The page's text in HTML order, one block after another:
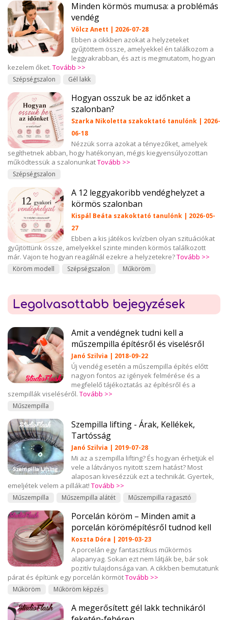
Minden körmös mumusa: a problémás
vendég
Völcz Anett | 2026-07-28
Ebben a cikkben azokat a helyzeteket
gyűjtöttem össze, amelyekkel én találkozom a
leggyakrabban, és azt is megmutatom, hogyan
kezelem őket. Tovább >>
Szépségszalon Gél lakk
Hogyan osszuk be az időnket a
szalonban?
Szarka Nikoletta szakoktató tanulónk | 2026-
06-18
Nézzük sorra azokat a tényezőket, amelyek
segíthetnek abban, hogy hatékonyan, mégis kiegyensúlyozottan
működtessük a szalonunkatTovább >>
Szépségszalon
A 12 leggyakoribb vendéghelyzet a
körmös szalonban
Kispál Beáta szakoktató tanulónk | 2026-05-
27
Ebben a kis játékos kvízben olyan szituációkat
gyűjtöttünk össze, amelyekkel szinte minden körmös találkozott
már. Vajon te hogyan reagálnál ezekre a helyzetekre?Tovább >>
Köröm modell Szépségszalon Műköröm
Legolvasottabb bejegyzések
Amit a vendégnek tudni kell a
műszempilla építésről és viselésről
Janó Szilvia | 2018-09-22
Új vendég esetén a műszempilla építés előtt
nagyon fontos az igények felmérése és a
megfelelő tájékoztatás az építésről és a
szempillák viseléséről. Tovább >>
Műszempilla
Szempilla lifting - Árak, Kellékek,
Tartósság
Janó Szilvia | 2019-07-28
Mi az a szempilla lifting? És hogyan érhetjük el
vele a látványos nyitott szem hatást? Most
alaposan kivesézzük ezt a technikát. Gyertek,
emeljétek velem a pillákat! Tovább >>
Műszempilla Műszempilla alátét Műszempilla ragasztó
Porcelán köröm – Minden amit a
porcelán körömépítésről tudnod kell
Koszta Dóra | 2019-03-23
A porcelán egy fantasztikus műkörmös
alapanyag. Sokan ezt nem látják be, bár sok
pozitív tulajdonsága van. A cikkben bemutatunk
párat és építünk egy porcelán körmötTovább >>
Műköröm Műköröm képzés
A megerősített gél lakk technikáról